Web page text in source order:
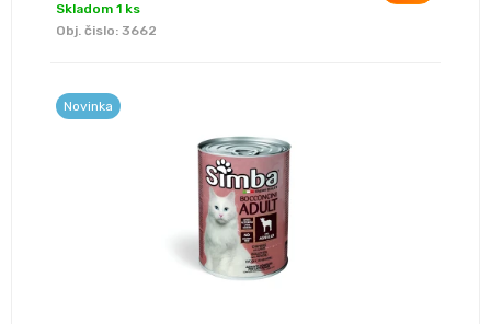
Skladom 1 ks
Obj. čislo: 3662
Novinka